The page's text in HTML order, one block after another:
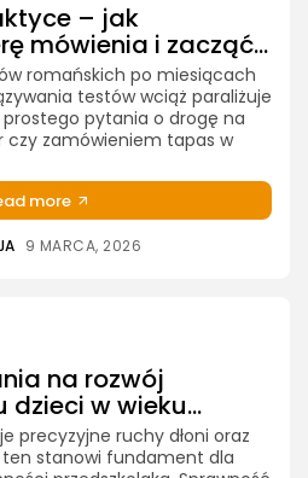
– jak
mówienia i zacząć...
romańskich po miesiącach
testów wciąż paraliżuje
pytania o drogę na
czy zamówieniem tapas w
more
9 MARCA, 2026
na rozwój
dzieci w wieku...
precyzyjne ruchy dłoni oraz
ten stanowi fundament dla